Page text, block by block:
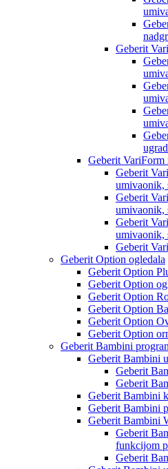
Geberit
Geberit VariForm
Geberit
umivaonik,
Geberit
umivaonik,
Geberit
umivaonik,
Geberit
Geberit Option ogledala
Geberit Option
Geberit Option
Geberit Option
Geberit Option
Geberit Option
Geberit Option
Geberit Bambini
Geberit Bambini
Geberit
Geberit
Geberit Bambini
Geberit Bambini
Geberit Bambini
Geberit
funkcijom
Geberit